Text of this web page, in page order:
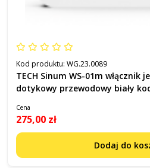
Kod produktu: WG.23.0089
TECH Sinum WS-01m włącznik
dotykowy przewodowy biały
Cena
275,00 zł
Dodaj do